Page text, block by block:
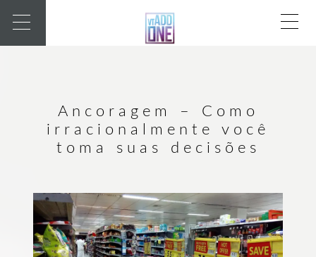
Ancoragem – Como
irracionalmente você
toma suas decisões